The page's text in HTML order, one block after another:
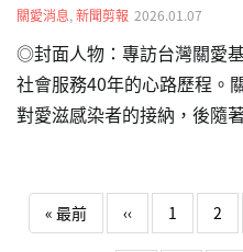
關愛消息, 新聞剪報 2026.01.07
◎封面人物：專訪台灣關愛
社會服務40年的心路歷程。
對愛滋感染者的接納，後隨
未觸及的真空地帶，為這群
療與基本的尊嚴。在楊姐眼
Pagination
« 最前First page
‹‹Previous page
1 2